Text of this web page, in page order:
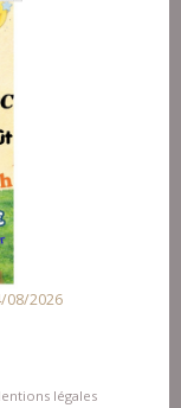
le 15/08/2026
Associations d'Arzal
légales